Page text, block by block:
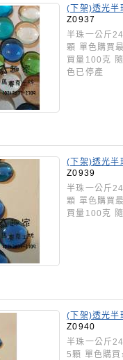
(下架)透光
37
Z0937
半珠一公斤
顆 單色購買
買量100克
色已停產
(下架)透光
39
Z0939
半珠一公斤
顆 單色購買
買量100克
(下架)透光
克裝 Z0940
Z0940
半珠一公斤
5顆 單色購